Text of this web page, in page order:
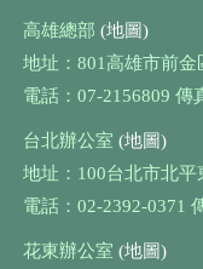
高雄總部 (地圖)
地址：801高雄市前
電話：07-2156809 傳
台北辦公室 (地圖)
地址：100台北市北平
電話：02-2392-0371
花東辦公室 (地圖)